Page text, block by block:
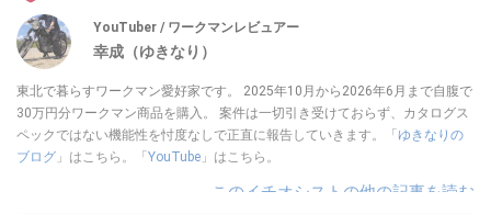
YouTuber / ワークマンレビュアー
幸成（ゆきなり）
東北で暮らすワークマン愛好家です。 2025年10月から2026年6月まで自腹で
30万円分ワークマン商品を購入。 案件は一切引き受けておらず、カタログス
ペックではない機能性を忖度なしで正直に報告していきます。「ゆきなりの
ブログ 」はこちら。「YouTube 」はこちら。
このイチオシストの他の記事を読む